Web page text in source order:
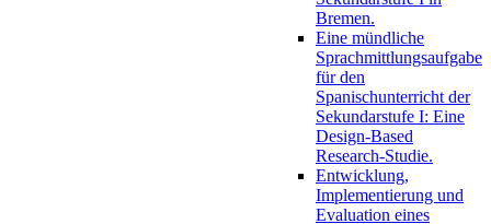
Bremen.
Eine mündliche
Sprachmittlungsaufgabe
für den
Spanischunterricht der
Sekundarstufe I: Eine
Design-Based
Research-Studie.
Entwicklung,
Implementierung und
Evaluation eines